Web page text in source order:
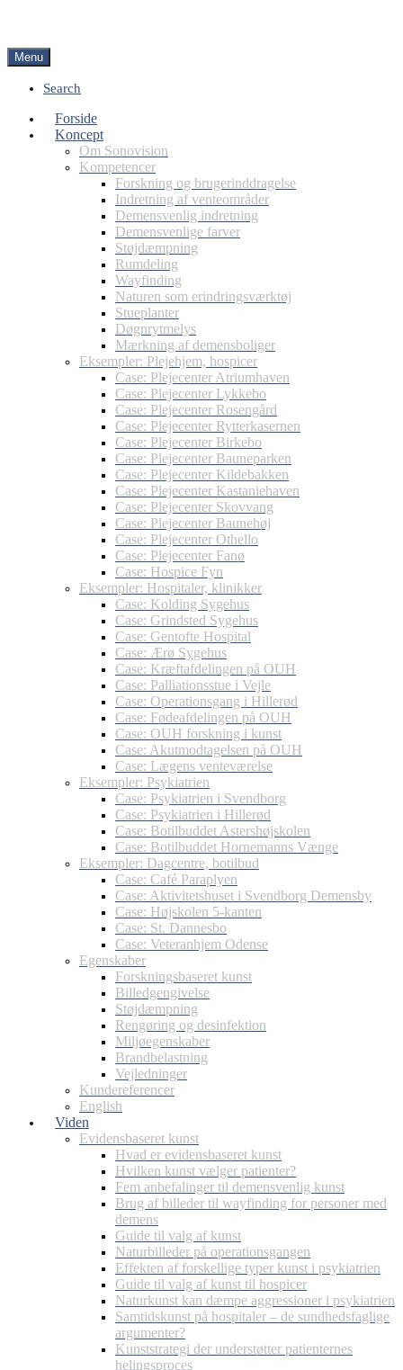
Menu
Search
Forside
Koncept
Om Sonovision
Kompetencer
Forskning og brugerinddragelse
Indretning af venteområder
Demensvenlig indretning
Demensvenlige farver
Støjdæmpning
Rumdeling
Wayfinding
Naturen som erindringsværktøj
Stueplanter
Døgnrytmelys
Mærkning af demensboliger
Eksempler: Plejehjem, hospicer
Case: Plejecenter Atriumhaven
Case: Plejecenter Lykkebo
Case: Plejecenter Rosengård
Case: Plejecenter Rytterkasernen
Case: Plejecenter Birkebo
Case: Plejecenter Bauneparken
Case: Plejecenter Kildebakken
Case: Plejecenter Kastaniehaven
Case: Plejecenter Skovvang
Case: Plejecenter Baunehøj
Case: Plejecenter Othello
Case: Plejecenter Fanø
Case: Hospice Fyn
Eksempler: Hospitaler, klinikker
Case: Kolding Sygehus
Case: Grindsted Sygehus
Case: Gentofte Hospital
Case: Ærø Sygehus
Case: Kræftafdelingen på OUH
Case: Palliationsstue i Vejle
Case: Operationsgang i Hillerød
Case: Fødeafdelingen på OUH
Case: OUH forskning i kunst
Case: Akutmodtagelsen på OUH
Case: Lægens venteværelse
Eksempler: Psykiatrien
Case: Psykiatrien i Svendborg
Case: Psykiatrien i Hillerød
Case: Botilbuddet Astershøjskolen
Case: Botilbuddet Hornemanns Vænge
Eksempler: Dagcentre, botilbud
Case: Café Paraplyen
Case: Aktivitetshuset i Svendborg Demensby
Case: Højskolen 5-kanten
Case: St. Dannesbo
Case: Veteranhjem Odense
Egenskaber
Forskningsbaseret kunst
Billedgengivelse
Støjdæmpning
Rengøring og desinfektion
Miljøegenskaber
Brandbelastning
Vejledninger
Kundereferencer
English
Viden
Evidensbaseret kunst
Hvad er evidensbaseret kunst
Hvilken kunst vælger patienter?
Fem anbefalinger til demensvenlig kunst
Brug af billeder til wayfinding for personer med
demens
Guide til valg af kunst
Naturbilleder på operationsgangen
Effekten af forskellige typer kunst i psykiatrien
Guide til valg af kunst til hospicer
Naturkunst kan dæmpe aggressioner i psykiatrien
Samtidskunst på hospitaler – de sundhedsfaglige
argumenter?
Kunststrategi der understøtter patienternes
helingsproces